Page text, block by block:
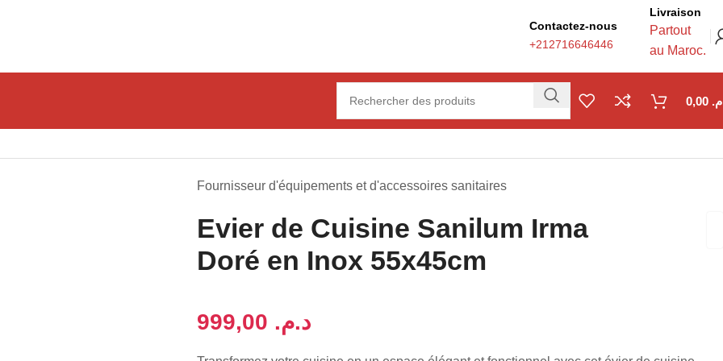
Contactez-nous
+212716646446
Livraison
Partout
au Maroc.
Fournisseur d'équipements et d'accessoires sanitaires
Evier de Cuisine Sanilum Irma
Doré en Inox 55x45cm
د.م.